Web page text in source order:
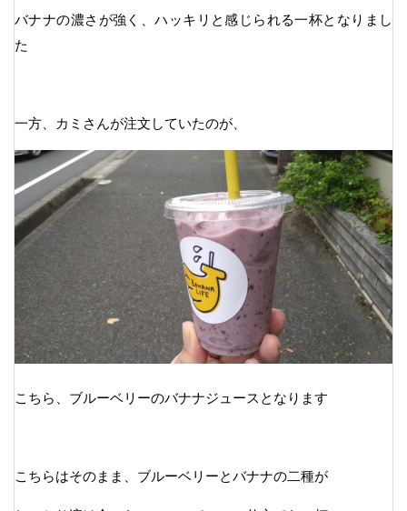
バナナの濃さが強く、ハッキリと感じられる一杯となりまし
た
一方、カミさんが注文していたのが、
こちら、ブルーベリーのバナナジュースとなります
こちらはそのまま、ブルーベリーとバナナの二種が